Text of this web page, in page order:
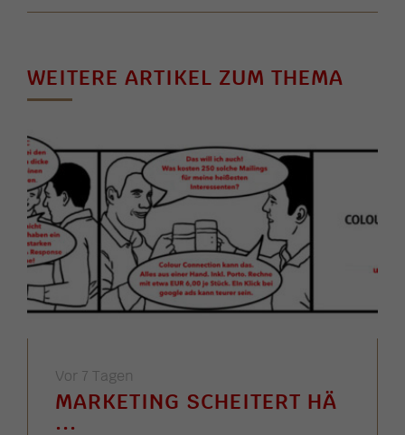
WEITERE ARTIKEL ZUM THEMA
Vor 7 Tagen
MARKETING SCHEITERT HÄ
...